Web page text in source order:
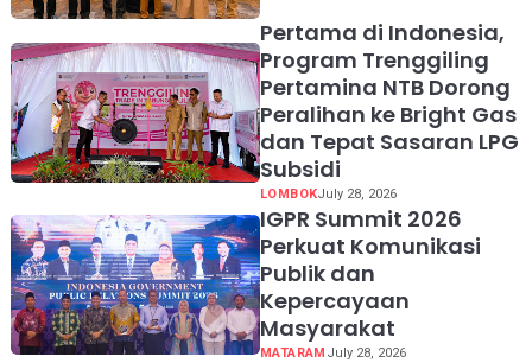
Pertama di Indonesia,
Program Trenggiling
Pertamina NTB Dorong
Peralihan ke Bright Gas
dan Tepat Sasaran LPG
Subsidi
LOMBOKJuly 28, 2026
IGPR Summit 2026
Perkuat Komunikasi
Publik dan
Kepercayaan
Masyarakat
MATARAM July 28, 2026